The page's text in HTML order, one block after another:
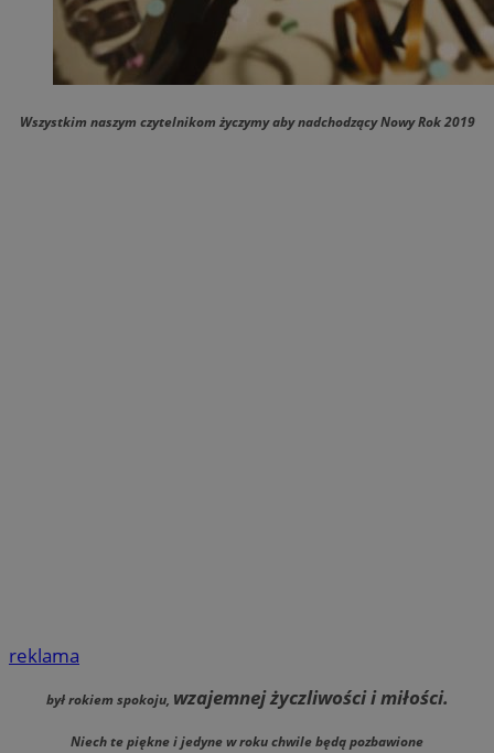
Wszystkim naszym czytelnikom życzymy aby nadchodzący Nowy Rok 2019
reklama
był rokiem spokoju, wzajemnej życzliwości i miłości.
Niech te piękne i jedyne w roku chwile będą pozbawione